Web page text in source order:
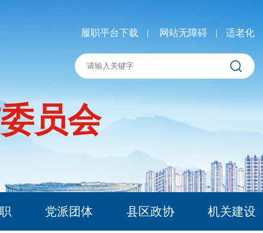
履职平台下载 | 网站无障碍 | 适老化
员会
党派团体 县区政协 机关建设